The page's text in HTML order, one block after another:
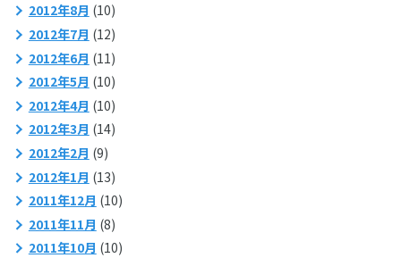
2012年8月 (10)
2012年7月 (12)
2012年6月 (11)
2012年5月 (10)
2012年4月 (10)
2012年3月 (14)
2012年2月 (9)
2012年1月 (13)
2011年12月 (10)
2011年11月 (8)
2011年10月 (10)